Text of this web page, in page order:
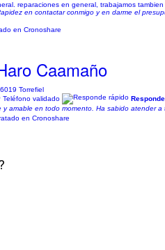
reparaciones en general, trabajamos
en contactar conmigo y en darme el
en Cronoshare
Caamaño
Torrefiel
Teléfono validado
amable en todo momento. Ha sabido atender
en Cronoshare